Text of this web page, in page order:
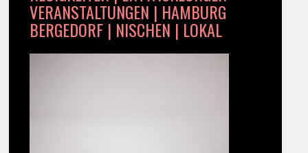
VERANSTALTUNGEN | HAMBURG
BERGEDORF | NISCHEN | LOKAL